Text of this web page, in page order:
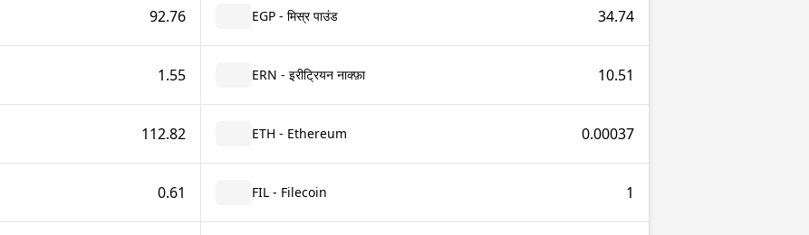
92.76 EGP - मिस्र पाउंड 34.74
1.55 ERN - इरीट्रियन नाक्फ़ा 10.51
112.82 ETH - Ethereum 0.00037
0.61 FIL - Filecoin 1